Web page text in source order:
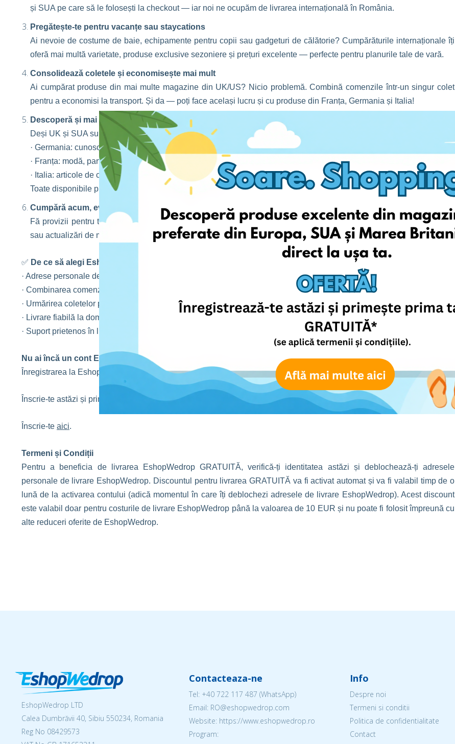
și SUA pe care să le folosești la checkout — iar noi ne ocupăm de livrarea internațională în România.
Pregătește-te pentru vacanțe sau staycations
Ai nevoie de costume de baie, echipamente pentru copii sau gadgeturi de călătorie? Cumpărăturile internaționale îți
oferă mai multă varietate, produse exclusive sezoniere și prețuri excelente — perfecte pentru planurile tale de vară.
Consolidează coletele și economisește mai mult
Ai cumpărat produse din mai multe magazine din UK/US? Nicio problemă. Combină comenzile într-un singur colet
pentru a economisi la transport. Și da — poți face același lucru și cu produse din Franța, Germania și Italia!
Descoperă și mai multe țări de unde să cumperi
Deși UK și SUA sunt preferatele, nu rata ofertele din alte țări:
· Germania: cunoscută pentru electronice, produse eco și îngrijire pentru bebeluși
· Franța: modă, parfumuri și favorite din farmacii
· Italia: articole de casă stilate, haine și produse gourmet
Toate disponibile prin contul tău EshopWedrop!
Cumpără acum, evită aglomerația de toamnă
Fă provizii pentru tot ce ai nevoie — înainte de agitația începutului de școală. Fie că e vorba de uniforme, rechizite
sau actualizări de modă, vara este cel mai bun moment să fii pregătit.
✅ De ce să alegi EshopWedrop?
· Adrese personale de livrare în UK/US/UE
· Combinarea comenzilor pentru reducerea costurilor de transport
· Urmărirea coletelor pas cu pas
· Livrare fiabilă la domiciliu sau punct de ridicare local
· Suport prietenos în limba ta
Nu ai încă un cont EshopWedrop?
Înregistrarea la EshopWedrop este completGRATUITĂ
Înscrie-te astăzi și primește prima ta livrare EshopWedrop GRATUITĂ (se aplică Termeni și Condiții)
Înscrie-te aici.
Termeni și Condiții
Pentru a beneficia de livrarea EshopWedrop GRATUITĂ, verifică-ți identitatea astăzi și deblochează-ți adresele
personale de livrare EshopWedrop. Discountul pentru livrarea GRATUITĂ va fi activat automat și va fi valabil timp de o
lună de la activarea contului (adică momentul în care îți deblochezi adresele de livrare EshopWedrop). Acest discount
este valabil doar pentru costurile de livrare EshopWedrop până la valoarea de 10 EUR și nu poate fi folosit împreună cu
alte reduceri oferite de EshopWedrop.
EshopWedrop LTD
Calea Dumbrăvii 40, Sibiu 550234, Romania
Reg No 08429573
Contacteaza-ne
Tel: +40 722 117 487 (WhatsApp)
Email: RO@eshopwedrop.com
Website: https://www.eshopwedrop.ro
Program:
Info
Despre noi
Termeni si conditii
Politica de confidentialitate
Contact